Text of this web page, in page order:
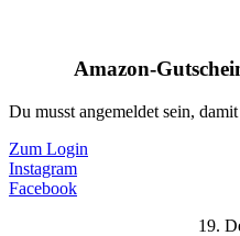
Amazon-
Du musst angemeldet sein,
Zum Login
Instagram
Facebook
19.